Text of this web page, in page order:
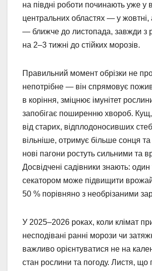
на півдні роботи починають уже у
центральних областях — у жовтні,
— ближче до листопада, завжди з
на 2–3 тижні до стійких морозів.
Правильний момент обрізки не
непотрібне — він спрямовує
в коріння, зміцнює імунітет
запобігає поширенню хвороб. Кущ,
від старих, відплодоносивших
вільніше, отримує більше сонця та
нові пагони ростуть сильними та
Досвідчені садівники знають: один
секатором може підвищити
50 % порівняно з необрізаними
У 2025–2026 роках, коли клімат
несподівані ранні морози чи
важливо орієнтуватися не на
стан рослини та погоду. Листя, що